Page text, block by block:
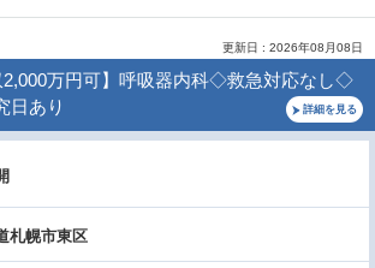
更新日 : 2026年08月08日
2,000万円可】呼吸器内科◇救急対応なし◇
日あり
詳細を見る
札幌市東区